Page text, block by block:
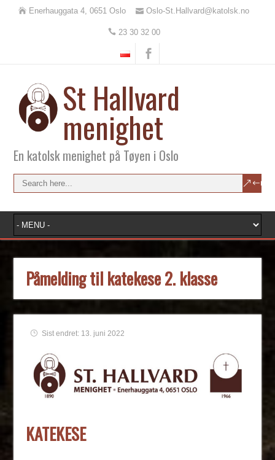
Enerhauggata 4, 0651 Oslo Oslo-St.Hallvard@katolsk.no
23 30 32 00
St Hallvard
menighet
En katolsk menighet på Tøyen i Oslo
Påmelding til katekese 2. klasse
Sist endret: 13. juni 2022
KATEKESE